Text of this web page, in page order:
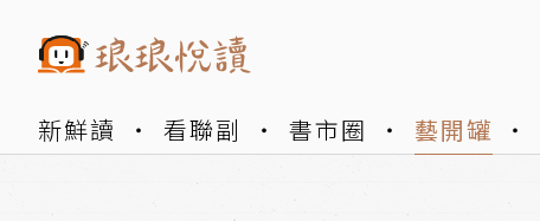
新鮮讀 看聯副 書市圈 藝開罐